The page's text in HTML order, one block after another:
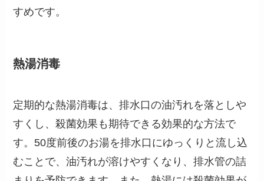
すめです。
熱湯消毒
定期的な熱湯消毒は、排水口の油汚れを落としや
すくし、殺菌効果も期待できる効果的な方法で
す。50度前後のお湯を排水口にゆっくりと流し込
むことで、油汚れが溶けやすくなり、排水管の詰